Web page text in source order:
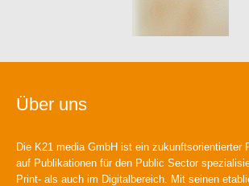
Über uns
Die K21 media GmbH ist ein zukunftsorientierter
auf Publikationen für den Public Sector
Print- als auch im Digitalbereich. Mit seinen